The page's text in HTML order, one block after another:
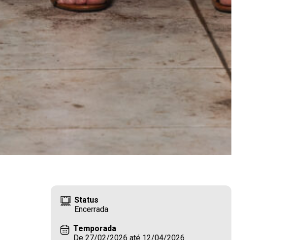
Status
Encerrada
Temporada
De 27/02/2026 até 12/04/2026